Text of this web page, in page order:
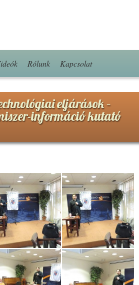
Rólunk Kapcsolat
eljárások –
információ kutató